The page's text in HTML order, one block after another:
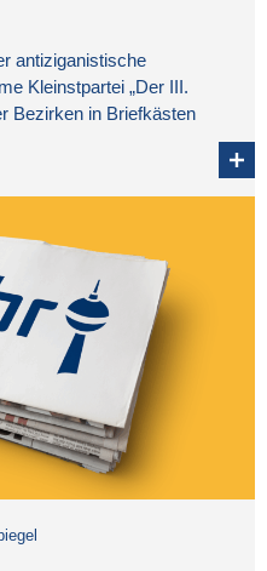
antiziganistische
Kleinstpartei „Der III.
Bezirken in Briefkästen